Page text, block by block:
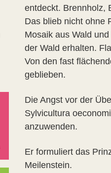
entdeckt. Brennholz,
Das blieb nicht ohne
Mosaik aus Wald
der Wald erhalten.
Von den fast
geblieben.
Die Angst vor der
Sylvicultura
anzuwenden.
Er formuliert das
Meilenstein.